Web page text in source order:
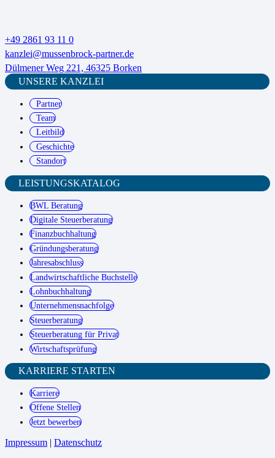
+49 2861 93 11 0
kanzlei@mussenbrock-partner.de
Dülmener Weg 221, 46325 Borken
UNSERE KANZLEI
Partner
Team
Leitbild
Geschichte
Standort
LEISTUNGSKATALOG
BWL Beratung
Digitale Steuerberatung
Finanzbuchhaltung
Gründungsberatung
Jahresabschluss
Landwirtschaftliche Buchstelle
Lohnbuchhaltung
Unternehmensnachfolge
Steuerberatung
Steuerberatung für Privat
Wirtschaftsprüfung
KARRIERE STARTEN
Karriere
Offene Stellen
Jetzt bewerben
Impressum | Datenschutz